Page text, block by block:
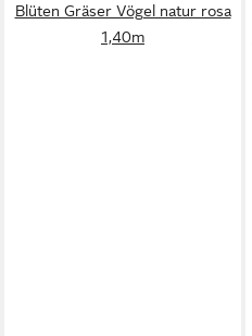
Blüten Gräser Vögel natur rosa
1,40m